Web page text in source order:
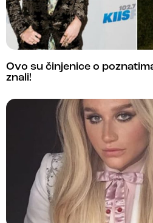
Ovo su činjenice o
znali!